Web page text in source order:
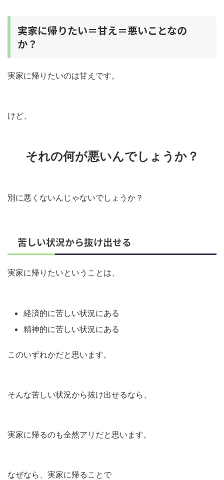
実家に帰りたい＝甘え＝悪いことなの
か？
実家に帰りたいのは甘えです。
けど、
それの何が悪いんでしょうか？
別に悪くないんじゃないでしょうか？
苦しい状況から抜け出せる
実家に帰りたいということは、
経済的に苦しい状況にある
精神的に苦しい状況にある
このいずれかだと思います。
そんな苦しい状況から抜け出せるなら、
実家に帰るのも全然アリだと思います。
なぜなら、実家に帰ることで